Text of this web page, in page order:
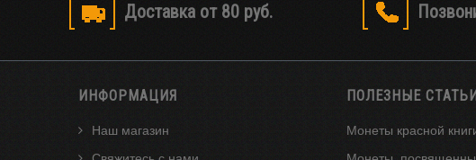
Доставка от 80 руб.
ИНФОРМАЦИЯ
Наш магазин
ПОЛЕЗНЫЕ
Монеты красной